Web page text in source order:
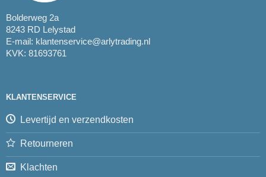
Bolderweg 2a
8243 RD Lelystad
E-mail: klantenservice@arlytrading.nl
KVK: 81693761
KLANTENSERVICE
Levertijd en verzendkosten
Retourneren
Klachten